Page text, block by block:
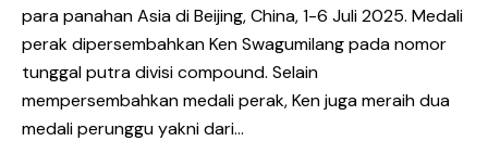
para panahan Asia di Beijing, China, 1-6 Juli 2025. Medali
perak dipersembahkan Ken Swagumilang pada nomor
tunggal putra divisi compound. Selain
mempersembahkan medali perak, Ken juga meraih dua
medali perunggu yakni dari…